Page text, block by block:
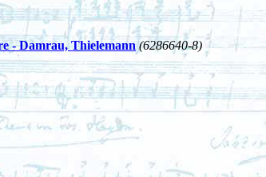
- Damrau, Thielemann (6286640-8)